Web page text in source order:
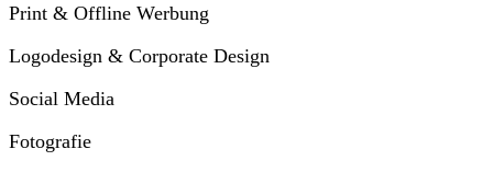
Print & Offline Werbung
Logodesign & Corporate Design
Social Media
Fotografie